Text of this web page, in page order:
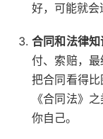
好，可能就会
合同和法律知
付、索赔，
把合同看得比
《合同法》
你自己。